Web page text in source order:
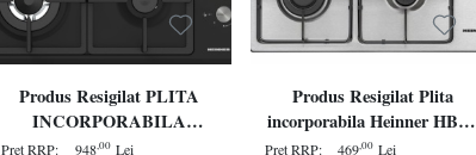
Produs Resigilat PLITA
INCORPORABILA
HEINNER HBH-S4IWF-
Pret RRP: 948,00 Lei
Produs Resigilat Plita
incorporabila Heinner HBH-
V4IEIX, Gaz, 4 arzatoare,
Pret RRP: 469,00 Lei